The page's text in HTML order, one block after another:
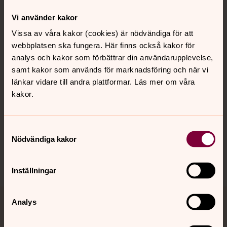
Vi använder kakor
Vissa av våra kakor (cookies) är nödvändiga för att
webbplatsen ska fungera. Här finns också kakor för
analys och kakor som förbättrar din användarupplevelse,
samt kakor som används för marknadsföring och när vi
länkar vidare till andra plattformar. Läs mer om våra
kakor.
Nödvändiga kakor
Inställningar
Analys
Kontakt
Kalender
Hitta snabbt
Jourhavande präst